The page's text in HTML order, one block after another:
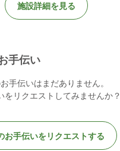
施設詳細を見る
手伝い
手伝いはまだありません。
をリクエストしてみませんか？
お手伝いをリクエストする